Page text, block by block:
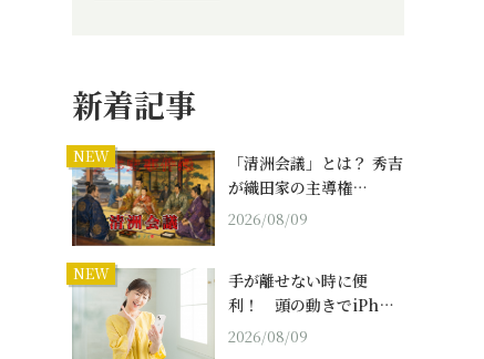
新着記事
NEW
「清洲会議」とは？ 秀吉
が織田家の主導権…
2026/08/09
NEW
手が離せない時に便
利！ 頭の動きでiPh…
2026/08/09